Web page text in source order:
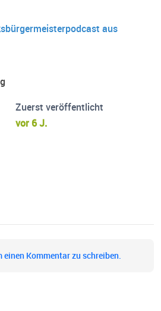
aus
Zuerst veröffentlicht
vor 6 J.
einen Kommentar zu schreiben.